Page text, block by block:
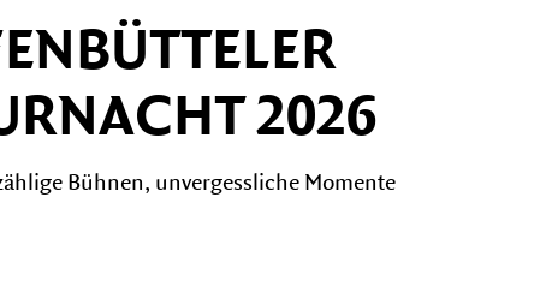
FESTIVALS
KulturSommer
2026
Bühnen, unvergessliche Momente